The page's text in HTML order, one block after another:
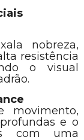
nobreza,
resistência
o visual
movimento,
e o
com uma